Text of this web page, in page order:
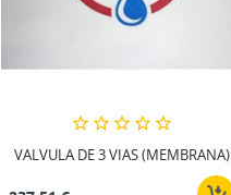
VALVULA DE 3 VIAS (MEMBRANA)